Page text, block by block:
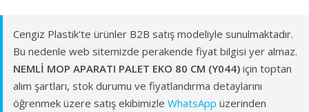
Cengiz Plastik'te ürünler B2B satış modeliyle sunulmaktadır.
Bu nedenle web sitemizde perakende fiyat bilgisi yer almaz.
NEMLİ MOP APARATI PALET EKO 80 CM (Y044) için toptan
alım şartları, stok durumu ve fiyatlandırma detaylarını
öğrenmek üzere satış ekibimizle WhatsApp üzerinden